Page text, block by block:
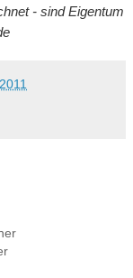
- sind Eigentum